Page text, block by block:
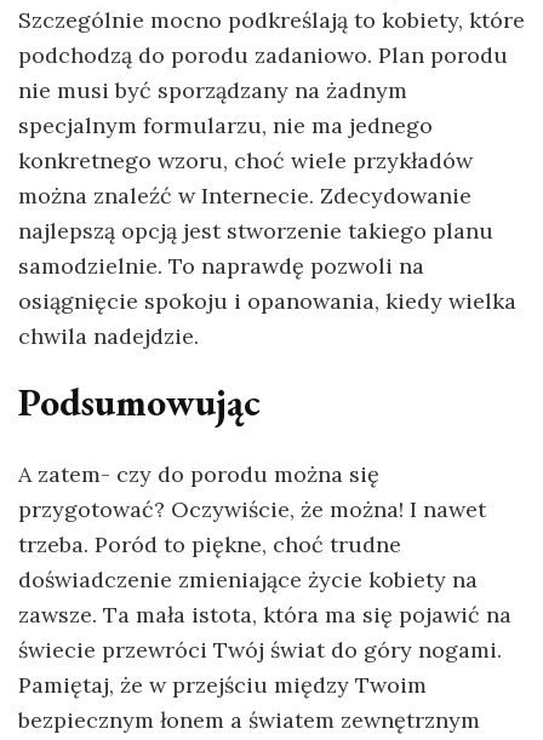
Szczególnie mocno podkreślają to kobiety, które
podchodzą do porodu zadaniowo. Plan porodu
nie musi być sporządzany na żadnym
specjalnym formularzu, nie ma jednego
konkretnego wzoru, choć wiele przykładów
można znaleźć w Internecie. Zdecydowanie
najlepszą opcją jest stworzenie takiego planu
samodzielnie. To naprawdę pozwoli na
osiągnięcie spokoju i opanowania, kiedy wielka
chwila nadejdzie.
Podsumowując
A zatem- czy do porodu można się
przygotować? Oczywiście, że można! I nawet
trzeba. Poród to piękne, choć trudne
doświadczenie zmieniające życie kobiety na
zawsze. Ta mała istota, która ma się pojawić na
świecie przewróci Twój świat do góry nogami.
Pamiętaj, że w przejściu między Twoim
bezpiecznym łonem a światem zewnętrznym